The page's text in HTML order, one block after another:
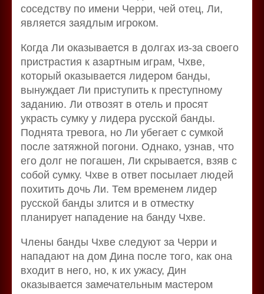
соседству по имени Черри, чей отец, Ли,
является заядлым игроком.
Когда Ли оказывается в долгах из-за своего
пристрастия к азартным играм, Чхве,
который оказывается лидером банды,
вынуждает Ли приступить к преступному
заданию. Ли отвозят в отель и просят
украсть сумку у лидера русской банды.
Поднята тревога, но Ли убегает с сумкой
после затяжной погони. Однако, узнав, что
его долг не погашен, Ли скрывается, взяв с
собой сумку. Чхве в ответ посылает людей
похитить дочь Ли. Тем временем лидер
русской банды злится и в отместку
планирует нападение на банду Чхве.
Члены банды Чхве следуют за Черри и
нападают на дом Дина после того, как она
входит в него, но, к их ужасу, Дин
оказывается замечательным мастером